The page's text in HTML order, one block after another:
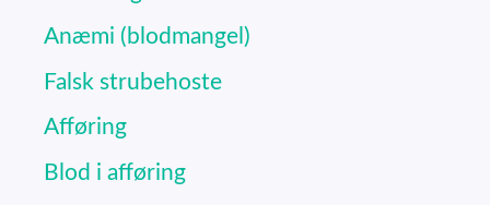
Anæmi (blodmangel)
Falsk strubehoste
Afføring
Blod i afføring